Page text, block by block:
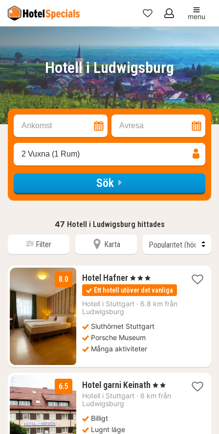
Mina
menu
Hotell i Ludwigsburg
Ankomst Avresa
2 Vuxna (1 Rum)
Sök
47 Hotell i Ludwigsburg hittades
Filter Karta
8.0 Hotel Hafner1
natt
från
823
, 3 Stjärnor
Ett hotell utöver det vanliga
Hotell i Stuttgart · 6.8 km från
Ludwigsburg
Sluthörnet Stuttgart
Porsche Museum
Många aktiviteter
6.5 Hotel garni Keinath 1
natt
, 2 Stjärnor
Hotell i Stuttgart · 6 km från
Ludwigsburg
Billigt
Lugnt läge